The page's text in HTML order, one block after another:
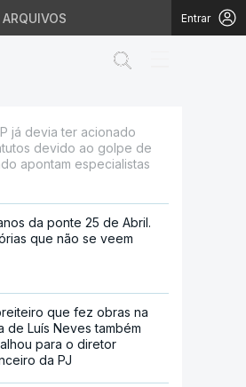
Entrar
de Estado
já devia ter acionado
devido ao golpe de
apontam especialistas
da ponte 25 de Abril.
que não se veem
que fez obras na
de Luís Neves também
para o diretor
da PJ